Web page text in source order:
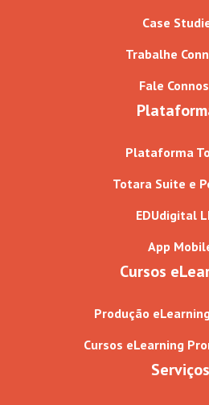
Case
Trabalhe
Fale
Plataforma
Totara Suite e
EDUdigital
App
Cursos
Produção
Cursos eLearning
Serviços